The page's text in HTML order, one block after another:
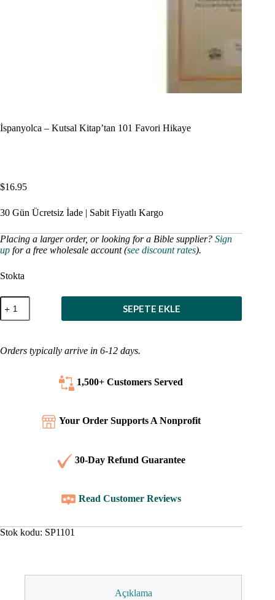
İspanyolca – Kutsal Kitap’tan 101 Favori Hikaye
$16.95
30 Gün Ücretsiz İade | Sabit Fiyatlı Kargo
Placing a larger order, or looking for a Bible supplier? Sign
up for a free wholesale account (see discount rates).
Stokta
İspanyolca
Kutsal
Favori
SEPETE EKLE
Orders typically arrive in 6-12 days.
1,500+ Customers Served
Your Order Supports A Nonprofit
30-Day Refund Guarantee
Read Customer Reviews
Stok kodu: SP1101
Açıklama